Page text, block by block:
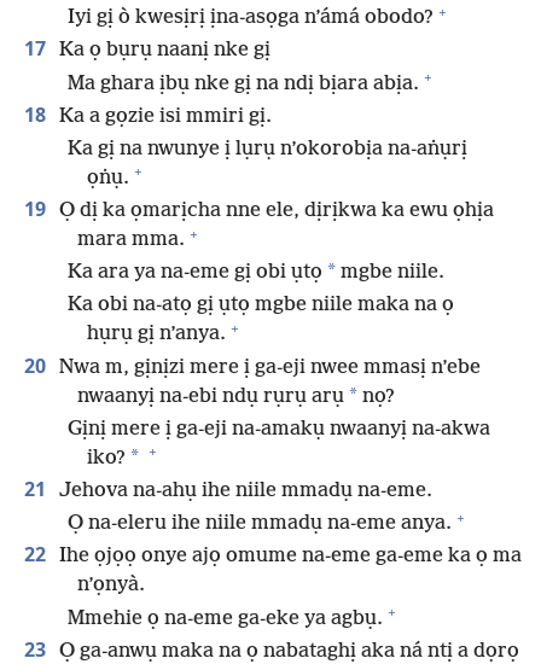
Iyi gị ò kwesịrị ịna-asọga n’ámá obodo? +
17 Ka ọ bụrụ naanị nke gị
Ma ghara ịbụ nke gị na ndị bịara abịa. +
18 Ka a gọzie isi mmiri gị.
Ka gị na nwunye ị lụrụ n’okorobịa na-aṅụrị
ọṅụ. +
19 Ọ dị ka ọmarịcha nne ele, dịrịkwa ka ewu ọhịa
mara mma. +
Ka ara ya na-eme gị obi ụtọ * mgbe niile.
Ka obi na-atọ gị ụtọ mgbe niile maka na ọ
hụrụ gị n’anya. +
20 Nwa m, gịnịzi mere ị ga-eji nwee mmasị n’ebe
nwaanyị na-ebi ndụ rụrụ arụ * nọ?
Gịnị mere ị ga-eji na-amakụ nwaanyị na-akwa
iko? * +
21
Jehova na-ahụ ihe niile mmadụ na-eme.
Ọ na-eleru ihe niile mmadụ na-eme anya. +
22 Ihe ọjọọ onye ajọ omume na-eme ga-eme ka ọ ma
n’ọnyà.
Mmehie ọ na-eme ga-eke ya agbụ. +
23 Ọ ga-anwụ maka na ọ nabataghị aka ná ntị a dọrọ